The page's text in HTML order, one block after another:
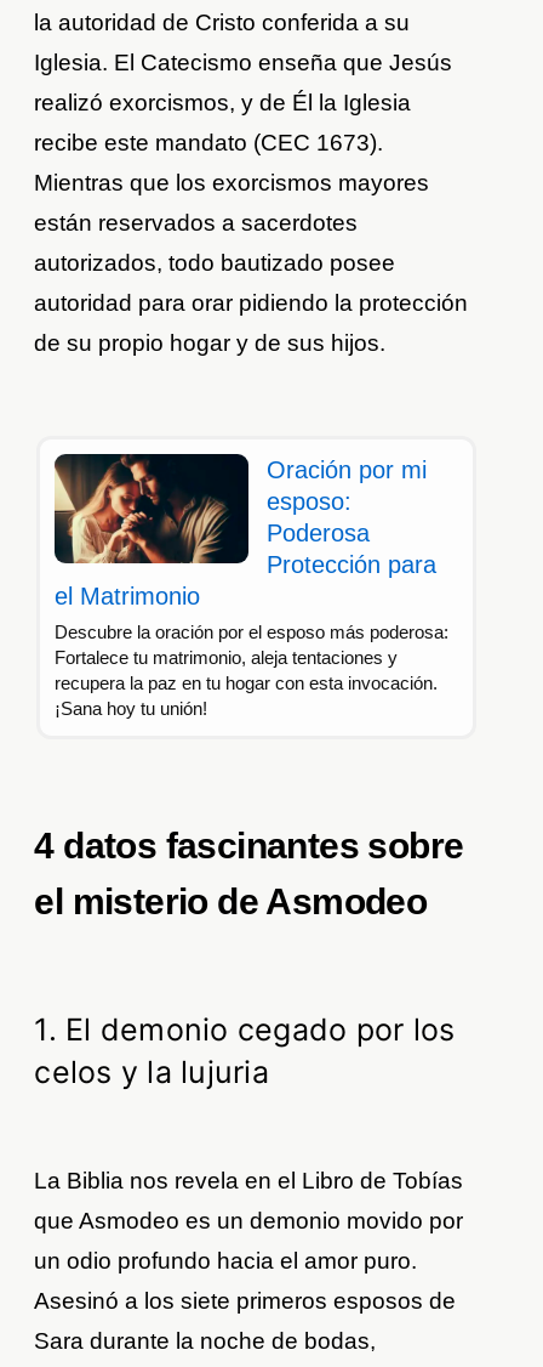
la autoridad de Cristo conferida a su
Iglesia. El Catecismo enseña que Jesús
realizó exorcismos, y de Él la Iglesia
recibe este mandato (CEC 1673).
Mientras que los exorcismos mayores
están reservados a sacerdotes
autorizados, todo bautizado posee
autoridad para orar pidiendo la protección
de su propio hogar y de sus hijos.
Oración por mi
esposo:
Poderosa
Protección para
el Matrimonio
Descubre la oración por el esposo más poderosa:
Fortalece tu matrimonio, aleja tentaciones y
recupera la paz en tu hogar con esta invocación.
¡Sana hoy tu unión!
4 datos fascinantes sobre
el misterio de Asmodeo
1. El demonio cegado por los
celos y la lujuria
La Biblia nos revela en el Libro de Tobías
que Asmodeo es un demonio movido por
un odio profundo hacia el amor puro.
Asesinó a los siete primeros esposos de
Sara durante la noche de bodas,